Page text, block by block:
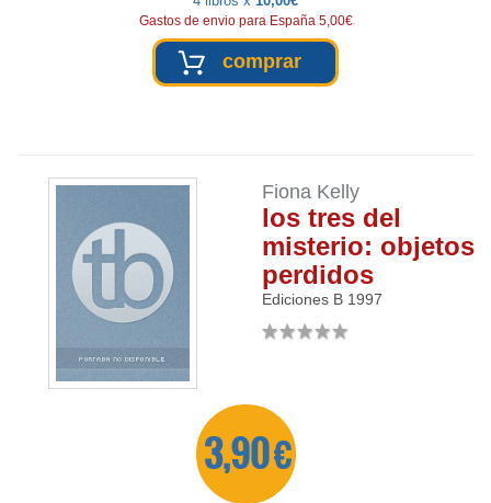
Gastos de envio para España 5,00€
comprar
Fiona Kelly
los tres del
misterio: objetos
perdidos
Ediciones B 1997
3,90 €